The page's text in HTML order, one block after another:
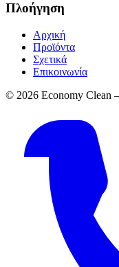
Πλοήγηση
Αρχική
Προϊόντα
Σχετικά
Επικοινωνία
© 2026 Economy Clean